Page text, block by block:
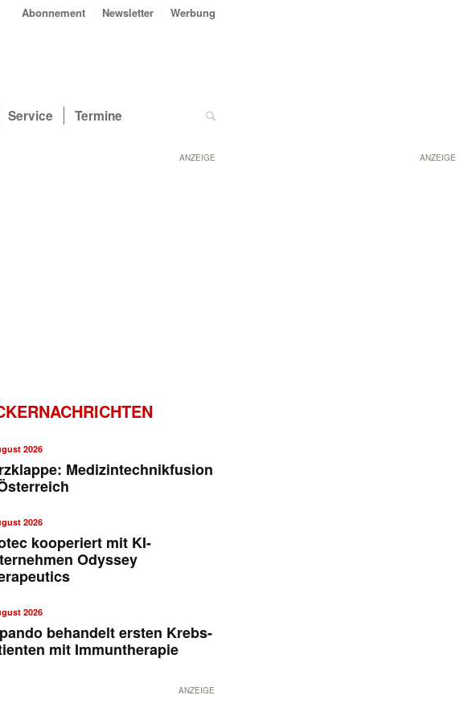
ANZEIGE
Abonnement Newsletter Werbung
Service Termine
ANZEIGE
2026
Medizintechnikfusion
2026
kooperiert mit KI-
Odyssey
2026
behandelt ersten Krebs-
mit Immuntherapie
ANZEIGE